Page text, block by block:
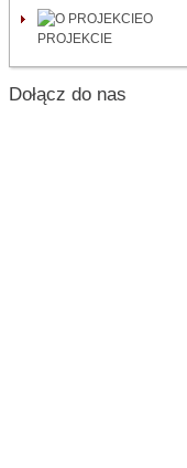
O
PROJEKCIE
Dołącz do nas